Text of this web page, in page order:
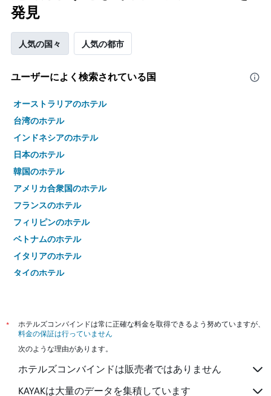
発見
人気の国々 人気の都市
ユーザーによく検索されている国
オーストラリアのホテル
台湾のホテル
インドネシアのホテル
日本のホテル
韓国のホテル
アメリカ合衆国のホテル
フランスのホテル
フィリピンのホテル
ベトナムのホテル
イタリアのホテル
タイのホテル
*
ホテルズコンバインドは常に正確な料金を取得できるよう努めていますが、
料金の保証は行っていません
次のような理由があります。
ホテルズコンバインドは販売者ではありません
KAYAKは大量のデータを集積しています